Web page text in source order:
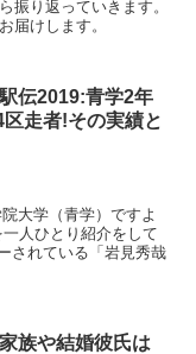
振り返っていきます。
届けします。
伝2019:青学2年
走者!その実績と
大学（青学）ですよ
人ひとり紹介をして
されている「岩見秀哉
族や結婚彼氏は